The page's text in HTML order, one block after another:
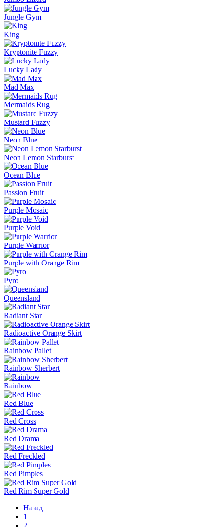
Jungle Gym
King
Kryptonite Fuzzy
Lucky Lady
Mad Max
Mermaids Rug
Mustard Fuzzy
Neon Blue
Neon Lemon Starburst
Ocean Blue
Passion Fruit
Purple Mosaic
Purple Void
Purple Warrior
Purple with Orange Rim
Pyro
Queensland
Radiant Star
Radioactive Orange Skirt
Rainbow Pallet
Rainbow Sherbert
Rainbow
Red Blue
Red Cross
Red Drama
Red Freckled
Red Pimples
Red Rim Super Gold
Назад
1
2